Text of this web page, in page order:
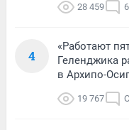
28 459
4
«Работают
Геленджика
в Архипо-
19 767